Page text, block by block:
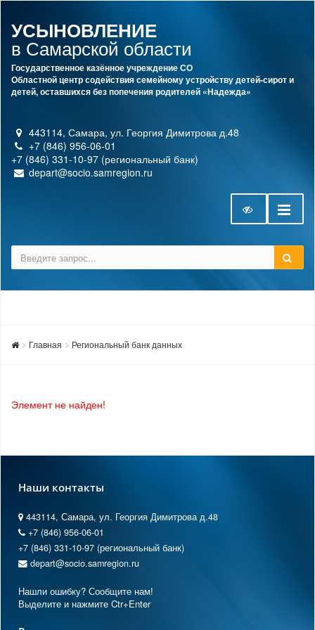
УСЫНОВЛЕНИЕ
в Самарской области
Государственное казённое учреждение СО
Областной центр содействия семейному устройству детей-сирот и
детей, оставшихся без попечения родителей «Надежда»
443114, Самара, ул. Георгия Димитрова д.48
+7 (846) 956-06-01
+7 (846) 331-10-97 (региональный банк)
depart@socio.samregion.ru
Главная Региональный банк данных
Элемент не найден!
Наши контакты
443114, Самара, ул. Георгия Димитрова д.48
+7 (846) 956-06-01
+7 (846) 331-10-97 (региональный банк)
depart@socio.samregion.ru
Нашли ошибку? Сообщите нам!
Выделите и нажмите Ctr+Enter